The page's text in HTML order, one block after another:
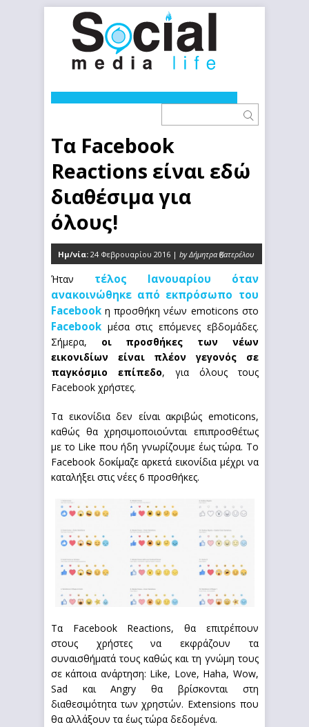
Τα Facebook
Reactions είναι εδώ
διαθέσιμα για
όλους!
Ημ/νία: 24 Φεβρουαρίου 2016 | by Δήμητρα Κατερέλου
0
Ήταν τέλος Ιανουαρίου όταν
ανακοινώθηκε από εκπρόσωπο του
Facebook η προσθήκη νέων emoticons στο
Facebook μέσα στις επόμενες εβδομάδες.
Σήμερα, οι προσθήκες των νέων
εικονιδίων είναι πλέον γεγονός σε
παγκόσμιο επίπεδο, για όλους τους
Facebook χρήστες.
Τα εικονίδια δεν είναι ακριβώς emoticons,
καθώς θα χρησιμοποιούνται επιπροσθέτως
με το Like που ήδη γνωρίζουμε έως τώρα. Το
Facebook δοκίμαζε αρκετά εικονίδια μέχρι να
καταλήξει στις νέες 6 προσθήκες.
Τα Facebook Reactions, θα επιτρέπουν
στους χρήστες να εκφράζουν τα
συναισθήματά τους καθώς και τη γνώμη τους
σε κάποια ανάρτηση: Like, Love, Haha, Wow,
Sad και Angry θα βρίσκονται στη
διαθεσιμότητα των χρηστών. Extensions που
θα αλλάξουν τα έως τώρα δεδομένα.